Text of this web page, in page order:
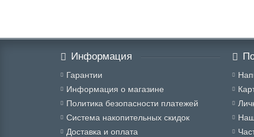
Информация
Гарантии
Информация о магазине
Политика безопасности платежей
Система накопительных скидок
Доставка и оплата